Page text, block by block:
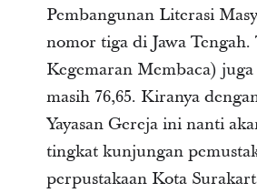
Pembangunan Literasi
nomor tiga di Jawa
Kegemaran Membaca) juga
masih 76,65. Kiranya
Yayasan Gereja ini nanti
tingkat kunjungan
perpustakaan Kota